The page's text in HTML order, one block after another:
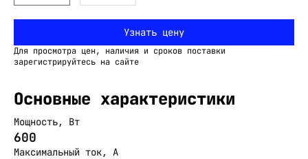
Узнать цену
Для просмотра цен, наличия и сроков поставки
зарегистрируйтесь на сайте
Основные характеристики
Мощность, Вт
600
Максимальный ток, А